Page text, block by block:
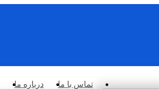
تماس با ما درباره ما